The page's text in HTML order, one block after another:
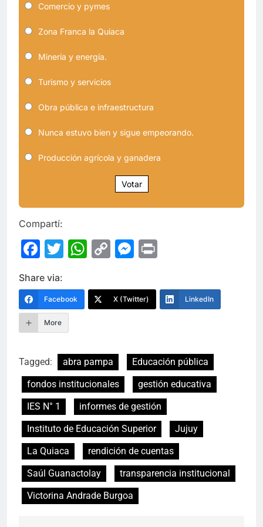
Comercio y pymes
Zona Franca la Quiaca
Minería y energía.
Turismo y servicios
Obra pública e infraestructura
Nunca estuvo bien y sigue empeorando.
Producción agrícola y ganadera
Votar
Compartí:
Facebook
Twitter
WhatsApp
CopyMessenger
Share via:
Facebook X (Twitter) LinkedIn
More
Tagged: abra pampa
Educación pública
fondos institucionales
gestión educativa
IES N° 1
informes de gestión
Instituto de Educación Superior
Jujuy
La Quiaca
rendición de cuentas
Saúl Guanactolay
transparencia institucional
Victorina Andrade Burgoa